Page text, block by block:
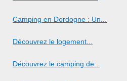
Camping en Dordogne : Un...
Découvrez le logement...
Découvrez le camping de...